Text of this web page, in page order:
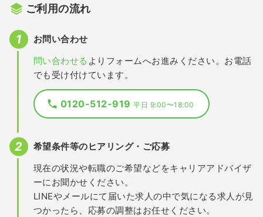
ご利用の流れ
お問い合わせ
問い合わせる よりフォームへお進みください。お電話
でも受け付けています。
0120-512-919平日 9:00〜18:00
希望条件等のヒアリング・ご応募
現在の状況や転職のご希望などをキャリアアドバイザ
ーにお聞かせください。
LINEやメールにて届いた求人の中で気になる求人が見
つかったら、応募の調整はお任せください。